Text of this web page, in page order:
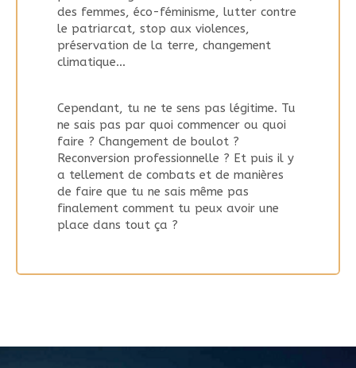
des femmes, éco-féminisme, lutter contre
le patriarcat, stop aux violences,
préservation de la terre, changement
climatique…
Cependant, tu ne te sens pas légitime. Tu
ne sais pas par quoi commencer ou quoi
faire ? Changement de boulot ?
Reconversion professionnelle ? Et puis il y
a tellement de combats et de manières
de faire que tu ne sais même pas
finalement comment tu peux avoir une
place dans tout ça ?